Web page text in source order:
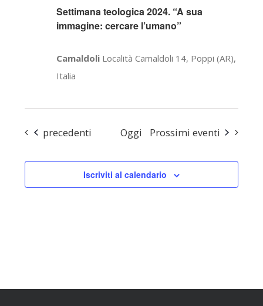
Settimana teologica 2024. “A sua
immagine: cercare l’umano”
Camaldoli Località Camaldoli 14, Poppi (AR),
Italia
Eventi
precedenti Oggi Prossimi eventi
Iscriviti al calendario